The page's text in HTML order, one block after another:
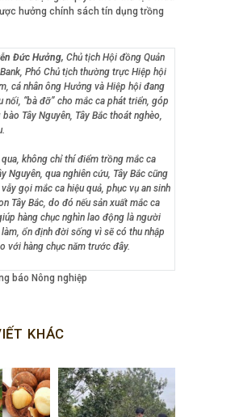
hưởng chính sách tín dụng trồng
Đức Hưởng, Chủ tịch Hội đồng Quản
Phó Chủ tịch thường trực Hiệp hội
cá nhân ông Hưởng và Hiệp hội đang
nối, “bà đỡ” cho mắc ca phát triển, góp
Tây Nguyên, Tây Bắc thoát nghèo,
không chỉ thí điểm trồng mắc ca
Nguyên, qua nghiên cứu, Tây Bắc cũng
gọi mắc ca hiệu quả, phục vụ an sinh
Tây Bắc, do đó nếu sản xuất mắc ca
hàng chục nghìn lao động là người
ổn định đời sống vì sẽ có thu nhập
với hàng chục năm trước đây.
báo Nông nghiệp
KHÁC